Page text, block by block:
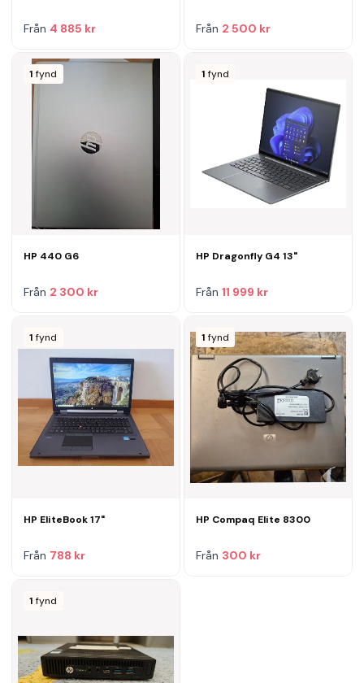
Från 4 885 kr Från 2 500 kr
1 fynd
HP 440 G6
Från 2 300 kr
1 fynd
HP Dragonfly G4 13"
Från 11 999 kr
1 fynd
HP EliteBook 17"
Från 788 kr
1 fynd
HP Compaq Elite 8300
Från 300 kr
1 fynd